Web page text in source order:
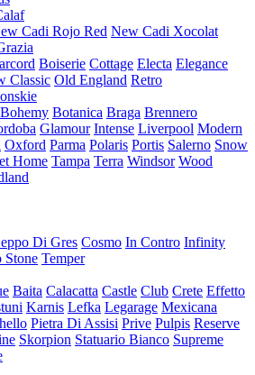
Cadi Rojo Red New Cadi Xocolat
Boiserie Cottage Electa Elegance
Classic Old England Retro
Bohemy Botanica Braga Brennero
Glamour Intense Liverpool Modern
Oxford Parma Polaris Portis Salerno Snow
Home Tampa Terra Windsor Wood
Di Gres Cosmo In Contro Infinity
Stone Temper
Baita Calacatta Castle Club Crete Effetto
Karnis Lefka Legarage Mexicana
Pietra Di Assisi Prive Pulpis Reserve
Skorpion Statuario Bianco Supreme